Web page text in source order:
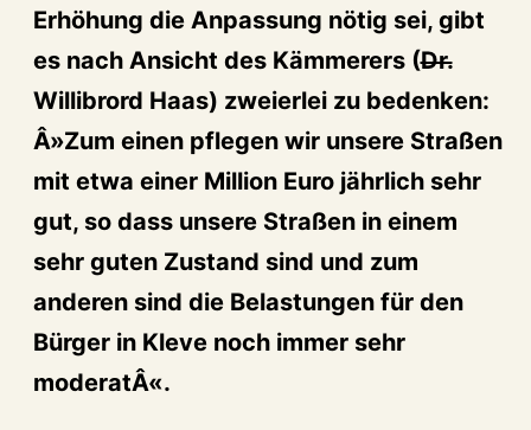
Erhöhung die Anpassung nötig sei, gibt
es nach Ansicht des Kämmerers (Dr.
Willibrord Haas) zweierlei zu bedenken:
Â»Zum einen pflegen wir unsere Straßen
mit etwa einer Million Euro jährlich sehr
gut, so dass unsere Straßen in einem
sehr guten Zustand sind und zum
anderen sind die Belastungen für den
Bürger in Kleve noch immer sehr
moderatÂ«.